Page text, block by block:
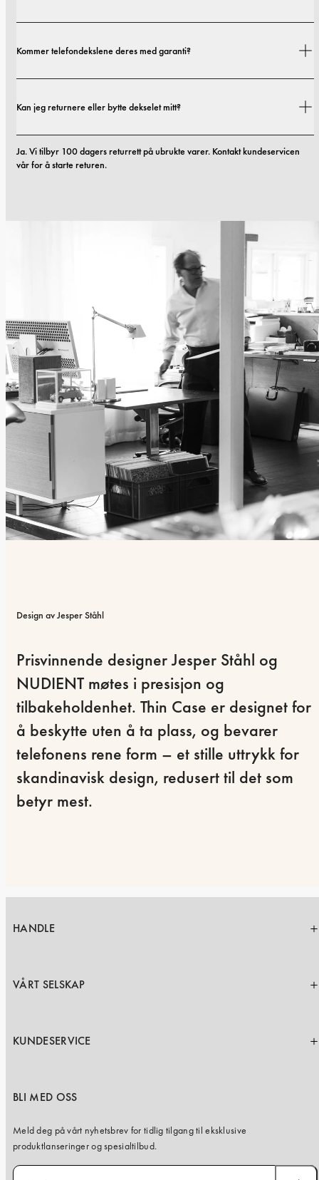
finner alle detaljer i vår fraktpolicy.
Kommer telefondekslene deres med garanti?
materialer eller utførelse innen de første 12 månedene, erstatter vi dekselet
Kan jeg returnere eller bytte dekselet mitt?
Ja. Vi tilbyr 100 dagers returrett på ubrukte varer. Kontakt kundeservicen
vår for å starte returen.
Design av Jesper Ståhl
Prisvinnende designer Jesper Ståhl og
NUDIENT møtes i presisjon og
tilbakeholdenhet. Thin Case er designet for
å beskytte uten å ta plass, og bevarer
telefonens rene form – et stille uttrykk for
skandinavisk design, redusert til det som
betyr mest.
HANDLE
VÅRT SELSKAP
KUNDESERVICE
BLI MED OSS
Meld deg på vårt nyhetsbrev for tidlig tilgang til eksklusive
produktlanseringer og spesialtilbud.